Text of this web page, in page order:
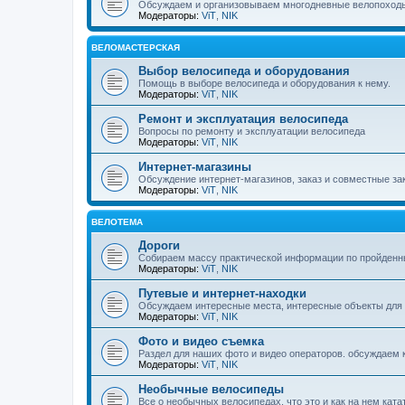
Обсуждаем и организовываем многодневные
Модераторы: ViT NIK
ВЕЛОМАСТЕРСКАЯ
Выбор велосипеда и оборудования
Помощь в выборе велосипеда и оборудования к нему.
Модераторы: ViT NIK
Ремонт и эксплуатация велосипеда
Вопросы по ремонту и эксплуатации велосипеда
Модераторы: ViT NIK
Интернет-магазины
Обсуждение интернет-магазинов, заказ и совместные
Модераторы: ViT NIK
ВЕЛОТЕМА
Дороги
Собираем массу практической информации по
Модераторы: ViT NIK
Путевые и интернет-находки
Обсуждаем интересные места, интересные объекты
Модераторы: ViT NIK
Фото и видео съемка
Раздел для наших фото и видео операторов. обсуждаем
Модераторы: ViT NIK
Необычные велосипеды
Все о необычных велосипедах, что это и как на нем